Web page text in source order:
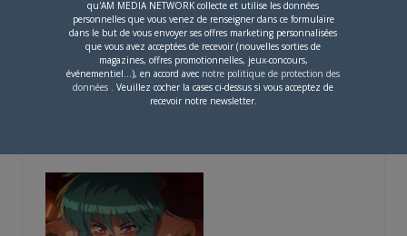
4 AOÛT 2026 0
Une nouvelle série TV
qu'AM MEDIA NETWORK collecte et utilise les données
personnelles que vous venez de renseigner dans ce formulaire
dans le but de vous envoyer ses offres marketing personnalisées
que vous avez acceptées de recevoir (nouvelles sorties de
magazines, offres promotionnelles, jeux-concours,
événementiel...), en accord avec notre politique de protection des
données . Veuillez cocher la cases ci-dessus si vous acceptez de
recevoir notre newsletter.